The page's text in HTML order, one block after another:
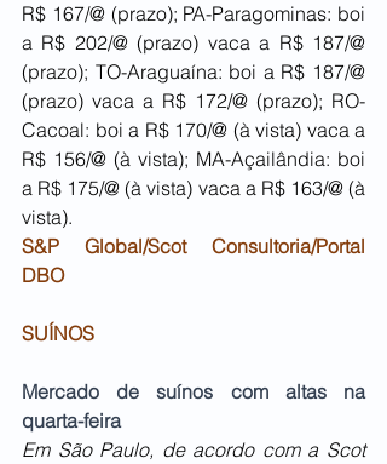
R$ 167/@ (prazo); PA-Paragominas: boi
a R$ 202/@ (prazo) vaca a R$ 187/@
(prazo); TO-Araguaína: boi a R$ 187/@
(prazo) vaca a R$ 172/@ (prazo); RO-
Cacoal: boi a R$ 170/@ (à vista) vaca a
R$ 156/@ (à vista); MA-Açailândia: boi
a R$ 175/@ (à vista) vaca a R$ 163/@ (à
vista).
S&P Global/Scot Consultoria/Portal
DBO
SUÍNOS
Mercado de suínos com altas na
quarta-feira
Em São Paulo, de acordo com a Scot